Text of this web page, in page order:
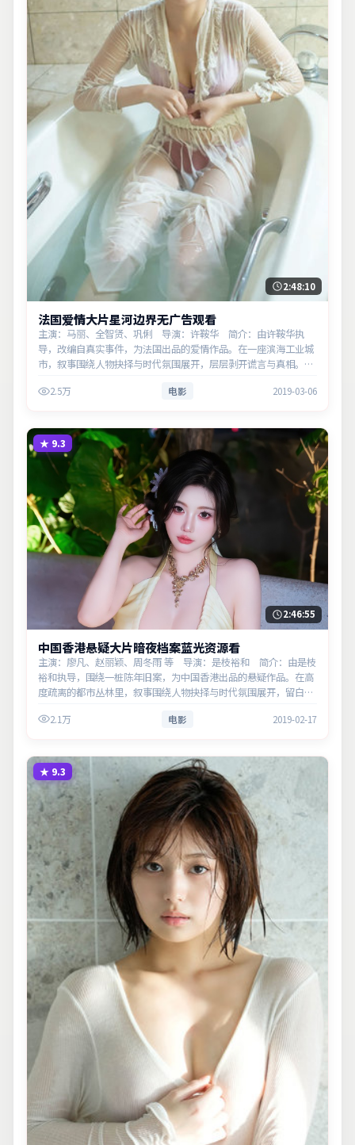
2:48:10
法国爱情大片星河边界无广告观看
主演：马丽、全智贤、巩俐 导演：许鞍华 简介：由许鞍华执
导，改编自真实事件，为法国出品的爱情作品。在一座滨海工业城
市，叙事围绕人物抉择与时代氛围展开，层层剥开谎言与真相。主
2.5万 电影 2019-03-06
★ 9.3
2:46:55
中国香港悬疑大片暗夜档案蓝光资源看
主演：廖凡、赵丽颖、周冬雨 等 导演：是枝裕和 简介：由是枝
裕和执导，围绕一桩陈年旧案，为中国香港出品的悬疑作品。在高
度疏离的都市丛林里，叙事围绕人物抉择与时代氛围展开，留白处
与现实意义。
2.1万 电影 2019-02-17
★ 9.3